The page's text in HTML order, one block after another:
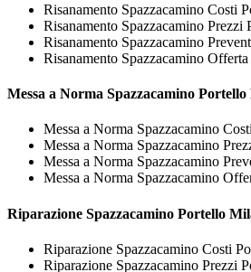
Risanamento Spazzacamino Costi
Risanamento Spazzacamino Prezzi
Risanamento Spazzacamino
Risanamento Spazzacamino
Messa a Norma Spazzacamino
Messa a Norma Spazzacamino
Messa a Norma Spazzacamino
Messa a Norma Spazzacamino
Messa a Norma Spazzacamino
Riparazione Spazzacamino Portello
Riparazione Spazzacamino Costi
Riparazione Spazzacamino Prezzi